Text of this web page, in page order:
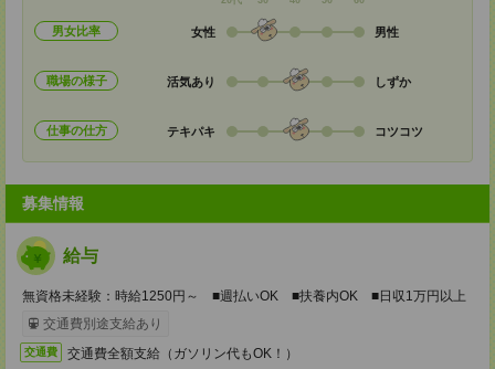
男女比率 女性 男性
職場の様子 活気あり しずか
仕事の仕方 テキパキ コツコツ
募集情報
給与
無資格未経験：時給1250円～ ■週払いOK ■扶養内OK ■日収1万円以上
交通費別途支給あり
交通費 交通費全額支給（ガソリン代もOK！）